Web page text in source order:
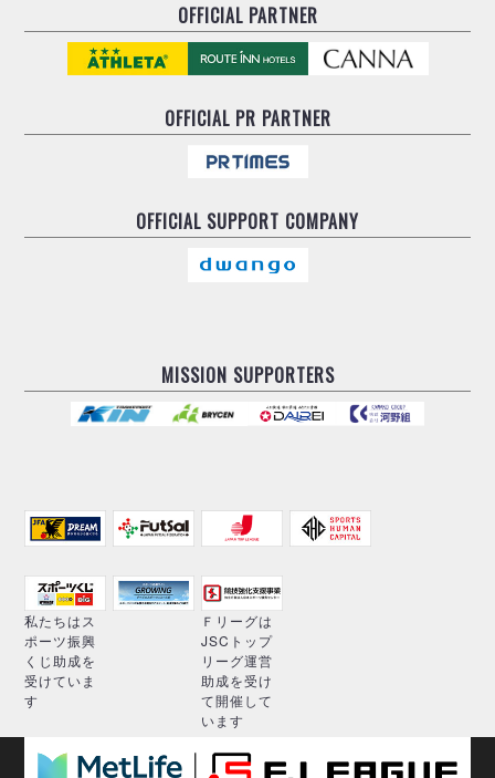
OFFICIAL PARTNER
OFFICIALPR PARTNER
OFFICIAL SUPPORT COMPANY
MISSION SUPPORTERS
私たちはス
ポーツ振興
くじ助成を
受けていま
す
Ｆリーグは
JSCトップ
リーグ運営
助成を受け
て開催して
います